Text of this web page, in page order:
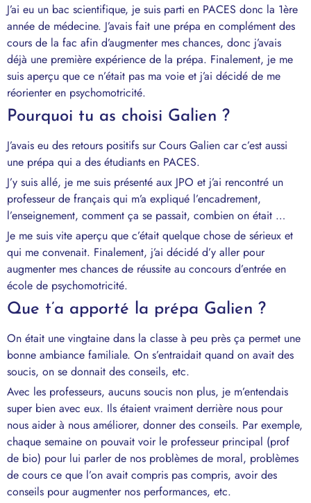
J’ai eu un bac scientifique, je suis parti en PACES donc la 1ère
année de médecine. J’avais fait une prépa en complément des
cours de la fac afin d’augmenter mes chances, donc j’avais
déjà une première expérience de la prépa. Finalement, je me
suis aperçu que ce n’était pas ma voie et j’ai décidé de me
réorienter en psychomotricité.
Pourquoi tu as choisi Galien ?
J’avais eu des retours positifs sur Cours Galien car c’est aussi
une prépa qui a des étudiants en PACES.
J’y suis allé, je me suis présenté aux JPO et j’ai rencontré un
professeur de français qui m’a expliqué l’encadrement,
l’enseignement, comment ça se passait, combien on était …
Je me suis vite aperçu que c’était quelque chose de sérieux et
qui me convenait. Finalement, j’ai décidé d’y aller pour
augmenter mes chances de réussite au concours d’entrée en
école de psychomotricité.
Que t’a apporté la prépa Galien ?
On était une vingtaine dans la classe à peu près ça permet une
bonne ambiance familiale. On s’entraidait quand on avait des
soucis, on se donnait des conseils, etc.
Avec les professeurs, aucuns soucis non plus, je m’entendais
super bien avec eux. Ils étaient vraiment derrière nous pour
nous aider à nous améliorer, donner des conseils. Par exemple,
chaque semaine on pouvait voir le professeur principal (prof
de bio) pour lui parler de nos problèmes de moral, problèmes
de cours ce que l’on avait compris pas compris, avoir des
conseils pour augmenter nos performances, etc.